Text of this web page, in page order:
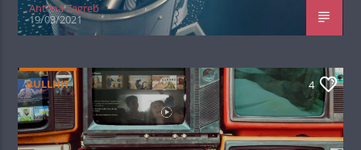
Antena Zagreb
19/03/2021
BULLHIT 4